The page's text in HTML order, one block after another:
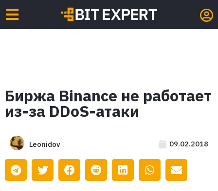
Биржа Binance не работает
из-за DDoS-атаки
Leonidov 09.02.2018